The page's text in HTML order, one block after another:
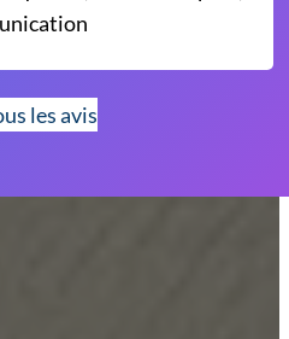
les avis